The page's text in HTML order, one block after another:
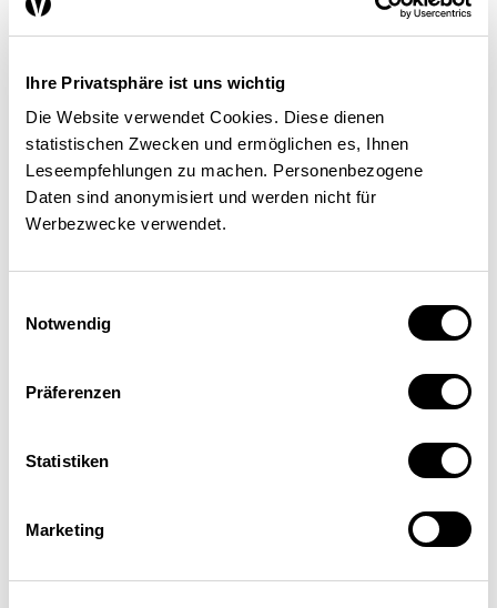
Ihre Privatsphäre ist uns wichtig
Die Website verwendet Cookies. Diese dienen
statistischen Zwecken und ermöglichen es, Ihnen
Leseempfehlungen zu machen. Personenbezogene
Daten sind anonymisiert und werden nicht für
Werbezwecke verwendet.
Notwendig
Präferenzen
Statistiken
Marketing
Christian Hepenstrick| 23.05.2017
Responsable Prévisions et analyses Suisse,